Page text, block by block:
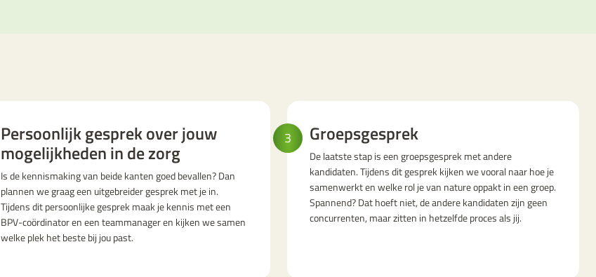
Persoonlijk gesprek over jouw
mogelijkheden in de zorg
Is de kennismaking van beide kanten goed bevallen? Dan
plannen we graag een uitgebreider gesprek met je in.
Tijdens dit persoonlijke gesprek maak je kennis met een
BPV-coördinator en een teammanager en kijken we samen
welke plek het beste bij jou past.
3 Groepsgesprek
De laatste stap is een groepsgesprek met andere
kandidaten. Tijdens dit gesprek kijken we vooral naar hoe je
samenwerkt en welke rol je van nature oppakt in een groep.
Spannend? Dat hoeft niet, de andere kandidaten zijn geen
concurrenten, maar zitten in hetzelfde proces als jij.